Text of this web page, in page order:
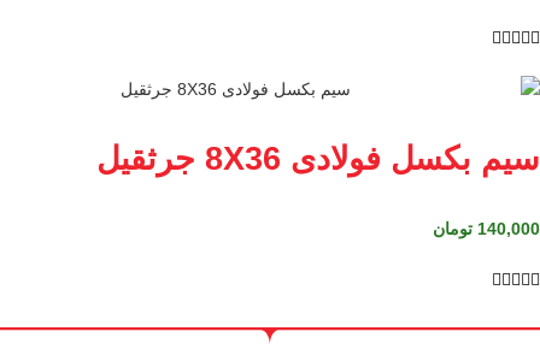

سیم بکسل فولادی 8X36 جرثقیل
140,000 تومان
